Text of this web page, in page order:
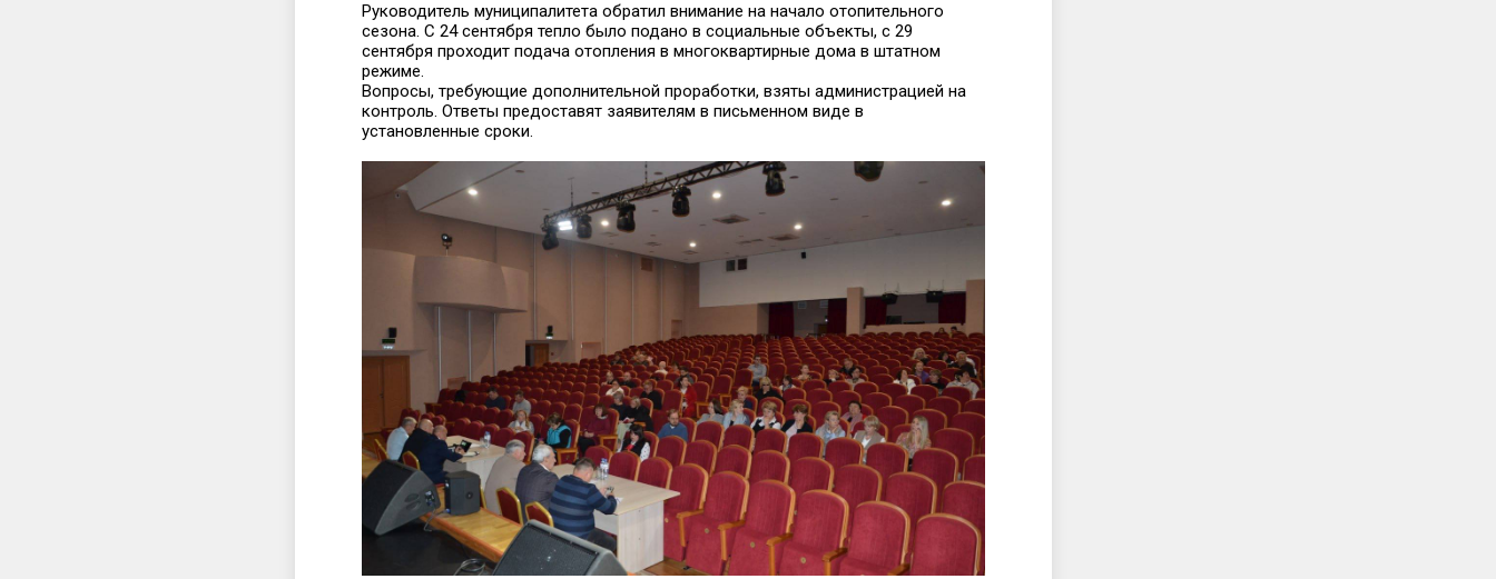
Руководитель муниципалитета обратил внимание на начало отопительного
сезона. С 24 сентября тепло было подано в социальные объекты, с 29
сентября проходит подача отопления в многоквартирные дома в штатном
режиме.
Вопросы, требующие дополнительной проработки, взяты администрацией на
контроль. Ответы предоставят заявителям в письменном виде в
установленные сроки.